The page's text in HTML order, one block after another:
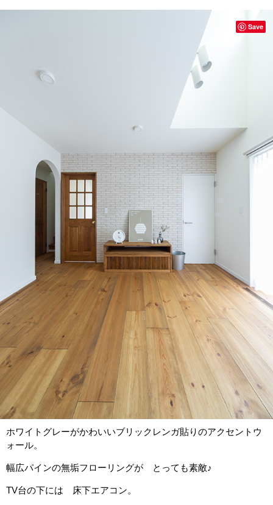
ホワイトグレーがかわいいブリックレンガ貼りのアクセントウ
ォール。
幅広パインの無垢フローリングが とっても素敵♪
TV台の下には 床下エアコン。
Save